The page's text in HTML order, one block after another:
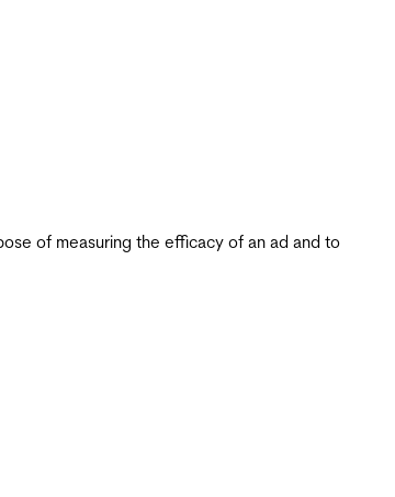
of measuring the efficacy of an ad and to